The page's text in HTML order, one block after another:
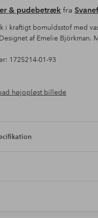
& pudebetrækfra
i kraftigt bomuldsstof med
af Emelie Björkman.
1725214-01-93
højopløst billede